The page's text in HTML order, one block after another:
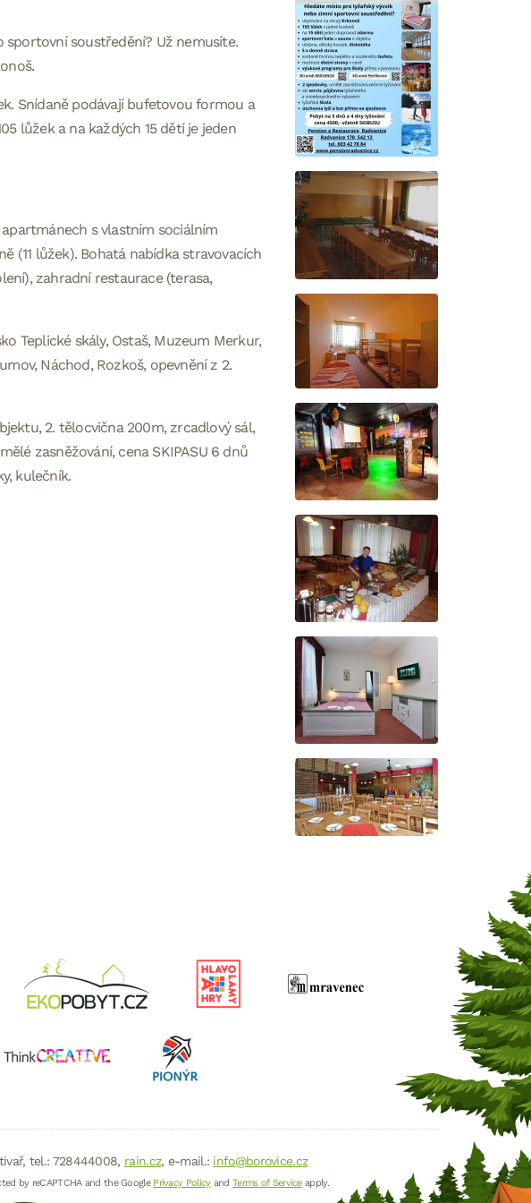
sportovní soustředění? Už nemusíte.
Snídaně podávají bufetovou formou a
lůžek a na každých 15 dětí je jeden
s vlastním sociálním
(11 lůžek). Bohatá nabídka stravovacích
zahradní restaurace (terasa,
Teplické skály, Ostaš, Muzeum Merkur,
Náchod, Rozkoš, opevnění z 2.
2. tělocvična 200m, zrcadlový sál,
zasněžování, cena SKIPASU 6 dnů
kulečník.
tel.: 728444008, rain.cz, e-mail.: info@borovice.cz
by reCAPTCHA and the Google Privacy Policyand Terms of Serviceapply.